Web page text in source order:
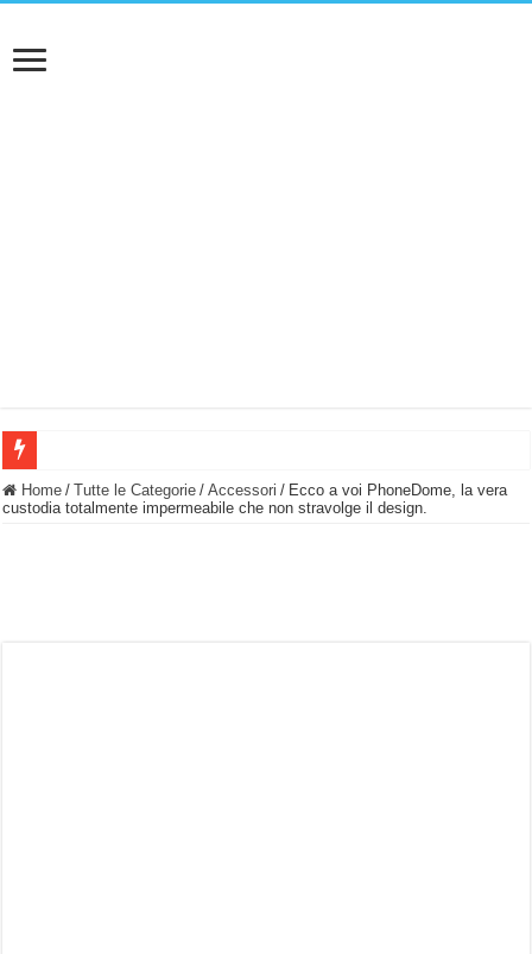
BASTA FATICARE! Questo robot tagliaerba lo appoggi e fa tutto lui! (Senza
Home / Tutte le Categorie / Accessori / Ecco a voi PhoneDome, la vera
custodia totalmente impermeabile che non stravolge il design.